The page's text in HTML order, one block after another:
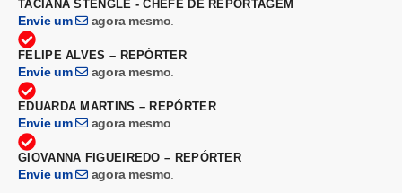
TACIANA STENGLE - CHEFE DE REPORTAGEM
Envie um agora mesmo
FELIPE ALVES – REPÓRTER
Envie um agora mesmo
EDUARDA MARTINS – REPÓRTER
Envie um agora mesmo
GIOVANNA FIGUEIREDO – REPÓRTER
Envie um agora mesmo